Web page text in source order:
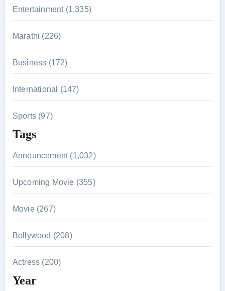
r
:
Entertainment (1,335)
Marathi (226)
Business (172)
International (147)
Sports (97)
Tags
Announcement (1,032)
Upcoming Movie (355)
Movie (267)
Bollywood (208)
Actress (200)
Year